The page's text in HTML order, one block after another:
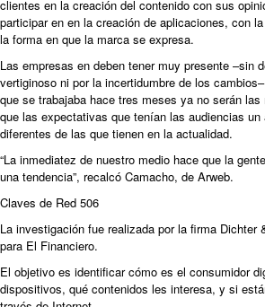
clientes en la creación del contenido con sus
participar en en la creación de aplicaciones, con
la forma en que la marca se expresa.
Las empresas en deben tener muy presente –sin
vertiginoso ni por la incertidumbre de los
que se trabajaba hace tres meses ya no serán
que las expectativas que tenían las audiencias un
diferentes de las que tienen en la actualidad.
“La inmediatez de nuestro medio hace que la
una tendencia”, recalcó Camacho, de Arweb.
Claves de Red 506
La investigación fue realizada por la firma Dichter
para El Financiero.
El objetivo es identificar cómo es el consumidor
dispositivos, qué contenidos les interesa, y si